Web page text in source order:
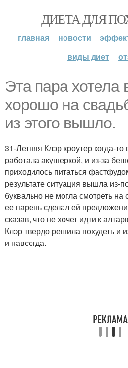
ДИЕТА ДЛЯ
главная новости
виды диет
Эта пара хотела
хорошо на
из этого вышло.
31-Летняя Клэр кроутер когда-
работала акушеркой, и из-за
приходилось питаться
результате ситуация вышла из-
буквально не могла смотреть на
ее парень сделал ей
сказав, что не хочет идти к
Клэр твердо решила похудеть и
и навсегда.